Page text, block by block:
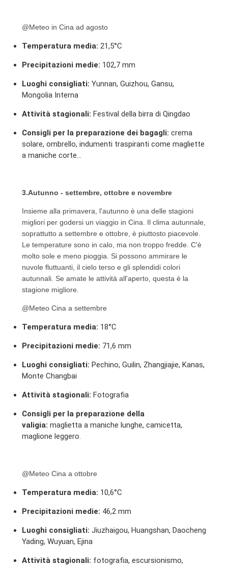
@Meteo in Cina ad agosto
Temperatura media: 21,5°C
Precipitazioni medie: 102,7 mm
Luoghi consigliati: Yunnan, Guizhou, Gansu,
Mongolia Interna
Attività stagionali: Festival della birra di Qingdao
Consigli per la preparazione dei bagagli: crema
solare, ombrello, indumenti traspiranti come magliette
a maniche corte...
3.Autunno - settembre, ottobre e novembre
Insieme alla primavera, l'autunno è una delle stagioni
migliori per godersi un viaggio in Cina. Il clima autunnale,
soprattutto a settembre e ottobre, è piuttosto piacevole.
Le temperature sono in calo, ma non troppo fredde. C'è
molto sole e meno pioggia. Si possono ammirare le
nuvole fluttuanti, il cielo terso e gli splendidi colori
autunnali. Se amate le attività all'aperto, questa è la
stagione migliore.
@Meteo Cina a settembre
Temperatura media: 18°C
Precipitazioni medie: 71,6 mm
Luoghi consigliati: Pechino, Guilin, Zhangjiajie, Kanas,
Monte Changbai
Attività stagionali: Fotografia
Consigli per la preparazione della
valigia: maglietta a maniche lunghe, camicetta,
maglione leggero.
@Meteo Cina a ottobre
Temperatura media: 10,6°C
Precipitazioni medie: 46,2 mm
Luoghi consigliati: Jiuzhaigou, Huangshan, Daocheng
Yading, Wuyuan, Ejina
Attività stagionali: fotografia, escursionismo,